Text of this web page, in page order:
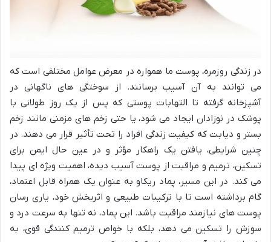
در زندگی روزمره، پوست ما همواره در معرض عوامل مختلفی است که
می توانند به آن آسیب برسانند. از سوختگی های ناگهانی در
آشپزخانه گرفته تا التهابات پوستی که پس از یک روز طولانی با
پوشک در نوزادان ایجاد می شود، یا حتی زخم های مزمنی مانند زخم
بستر و دیابت که کیفیت زندگی افراد را تحت تأثیر قرار می دهند. در
چنین شرایطی، یافتن یک راهکار مؤثر و در عین حال ایمن برای
تسکین، ترمیم و مراقبت از پوست آسیب دیده، اهمیت ویژه ای پیدا
می کند. در این مسیر، پماد ریکاو به عنوان یک همراه قابل اعتماد،
گام برداشته است تا با ترکیبات طبیعی و اثربخش خود، یاری رسان
پوست های نیازمند مراقبت باشد. این پماد، نه تنها به سرعت درد و
سوزش را تسکین می دهد، بلکه با خواص ترمیم کنندگی قوی، به